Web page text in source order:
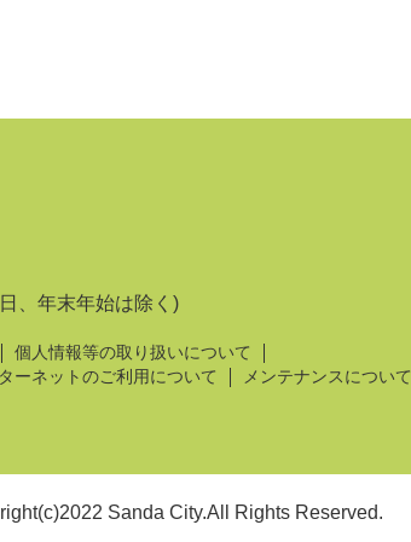
、年末年始は除く)
個人情報等の取り扱いについて
ーネットのご利用について
メンテナンスについて
Sanda City.All Rights Reserved.